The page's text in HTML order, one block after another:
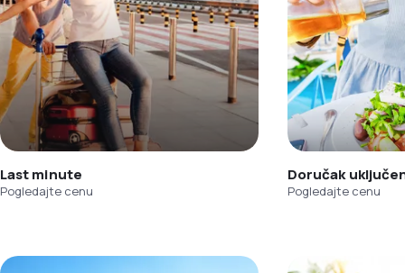
Last minute
Pogledajte cenu
Doručak
Pogledajte cenu